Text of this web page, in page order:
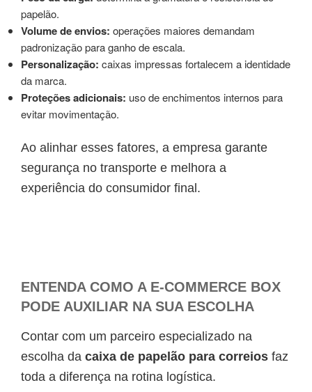
papelão.
Volume de envios: operações maiores demandam
padronização para ganho de escala.
Personalização: caixas impressas fortalecem a identidade
da marca.
Proteções adicionais: uso de enchimentos internos para
evitar movimentação.
Ao alinhar esses fatores, a empresa garante
segurança no transporte e melhora a
experiência do consumidor final.
ENTENDA COMO A E-COMMERCE BOX
PODE AUXILIAR NA SUA ESCOLHA
Contar com um parceiro especializado na
escolha da caixa de papelão para correios faz
toda a diferença na rotina logística.